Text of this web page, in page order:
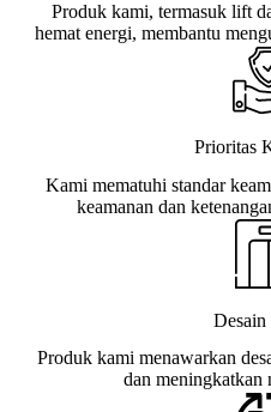
Produk kami, termasuk lift
hemat energi, membantu
Prioritas
Kami mematuhi standar
keamanan dan
Desain
Produk kami menawarkan
dan meningkatkan